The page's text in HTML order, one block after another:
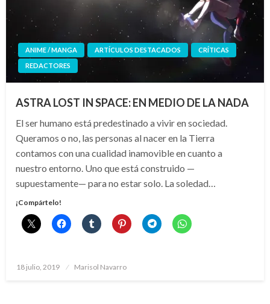
ANIME / MANGA ARTÍCULOS DESTACADOS
CRÍTICAS
REDACTORES
ASTRA LOST IN SPACE: EN MEDIO DE LA NADA
El ser humano está predestinado a vivir en sociedad.
Queramos o no, las personas al nacer en la Tierra
contamos con una cualidad inamovible en cuanto a
nuestro entorno. Uno que está construido —
supuestamente— para no estar solo. La soledad…
¡Compártelo!
Publicado
18 julio, 2019 Marisol Navarro